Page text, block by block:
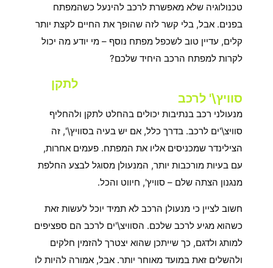
טכנולוגיה שלא מאפשרת לרכב להינעל כשהמפתח
בפנים. אבל, בלי קשר לזה שהופך את החיים לקצת יותר
קלים, עדיין טוב לשכפל מפתח נוסף – מי יודע מה יכול
לקרות למפתח הרכב היחיד שלכם?
לתקן
סוויץ\' לרכב
מנעולני רכב בנתיבות יכולים בהחלט לתקן ולהחליף
סוויצ\'ים לרכב. בדרך כלל, אם יש בעיה בסוויץ\', זה
הצילינדר שמכניסים אליו את המפתח. פעמים אחרות,
עם בעיות מורכבות יותר, המנעולן מסוגל לבצע החלפת
מנגנון הצתה שלם – סוויץ', חיווט והכל.
חשוב לציין כי מנעולן הרכב לא תמיד יוכל לעשות זאת
כשהוא מגיע לרכב שלכם. הסוויצ\'ים לרכב הם ספציפים
למותג ולדגם, כך שייתכן שהוא יצטרך להזמין חלקים
ולהשלים זאת במועד מאוחר יותר. אבל, אמורה להיות לו